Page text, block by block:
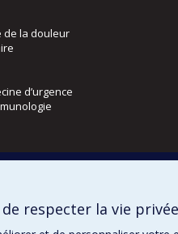
de la douleur
d’urgence
respecter la vie privée